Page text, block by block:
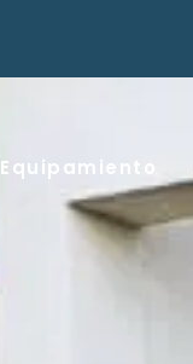
Equipamiento